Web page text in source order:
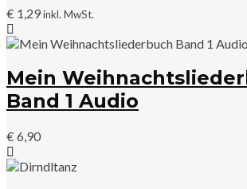
€ 1,29inkl. MwSt.
Mein
Band 1 Audio
€6,90